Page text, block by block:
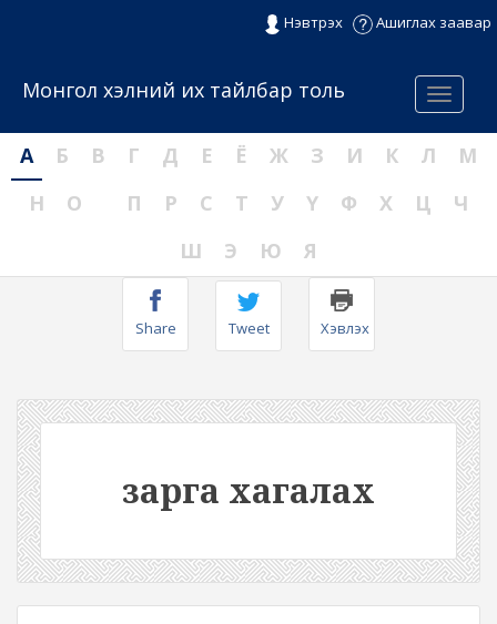
Нэвтрэх Ашиглах заавар
Menu
Монгол хэлний их тайлбар толь
А Б В Г Д Е Ё Ж З И К Л
М
Н
О П Р С Т У Ү Ф Х Ц
Ч
Ш
Э Ю Я
Share Tweet Хэвлэх
зарга хагалах